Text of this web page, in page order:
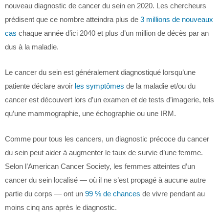
nouveau diagnostic de cancer du sein en 2020. Les chercheurs
prédisent que ce nombre atteindra plus de 3 millions de nouveaux
cas chaque année d’ici 2040 et plus d’un million de décès par an
dus à la maladie.
Le cancer du sein est généralement diagnostiqué lorsqu’une
patiente déclare avoir les symptômes de la maladie et/ou du
cancer est découvert lors d’un examen et de tests d’imagerie, tels
qu’une mammographie, une échographie ou une IRM.
Comme pour tous les cancers, un diagnostic précoce du cancer
du sein peut aider à augmenter le taux de survie d’une femme.
Selon l’American Cancer Society, les femmes atteintes d’un
cancer du sein localisé — où il ne s’est propagé à aucune autre
partie du corps — ont un 99 % de chances de vivre pendant au
moins cinq ans après le diagnostic.